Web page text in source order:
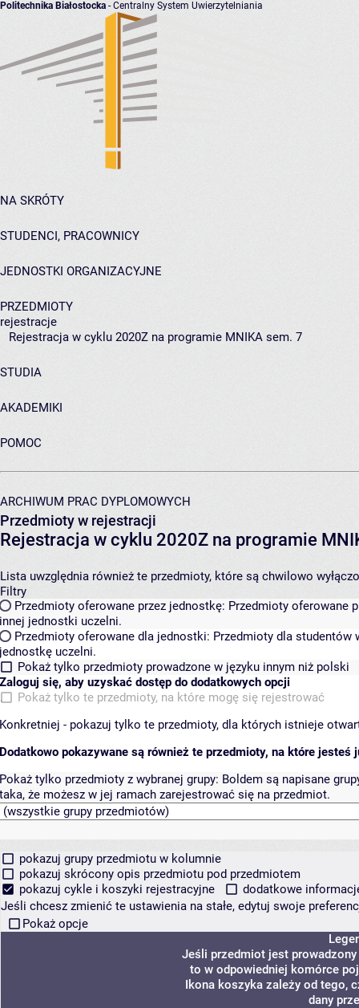
Politechnika Białostocka - Centralny System Uwierzytelniania
NA SKRÓTY
STUDENCI, PRACOWNICY
JEDNOSTKI ORGANIZACYJNE
PRZEDMIOTY
rejestracje
Rejestracja w cyklu 2020Z na programie MNIKA sem. 7
STUDIA
AKADEMIKI
POMOC
ARCHIWUM PRAC DYPLOMOWYCH
Przedmioty w rejestracji
Rejestracja w cyklu 2020Z na programie
Lista uwzględnia również te przedmioty, które są chwilowo
Filtry
Przedmioty oferowane przez jednostkę: Przedmioty oferowane
innej jednostki uczelni.
Przedmioty oferowane dla jednostki: Przedmioty dla studentów
jednostkę uczelni.
Pokaż tylko przedmioty prowadzone w języku innym niż polski
Zaloguj się, aby uzyskać dostęp do dodatkowych opcji
Pokaż tylko te przedmioty, na które mogę się rejestrować
Konkretniej - pokazuj tylko te przedmioty, dla których istnieje
Dodatkowo pokazywane są również te przedmioty, na które jesteś
Pokaż tylko przedmioty z wybranej grupy: Boldem są napisane
taka, że możesz w jej ramach zarejestrować się na przedmiot.
pokazuj grupy przedmiotu w kolumnie
pokazuj skrócony opis przedmiotu pod przedmiotem
pokazuj cykle i koszyki rejestracyjne
dodatkowe
Jeśli chcesz zmienić te ustawienia na stałe, edytuj swoje
Pokaż opcje
Jeśli przedmiot jest
to w odpowiedniej komórce
Ikona koszyka zależy od tego,
dany